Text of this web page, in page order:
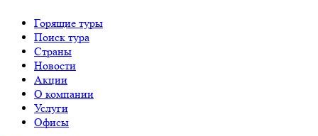
Горящие туры
Поиск тура
Страны
Новости
Акции
О компании
Услуги
Офисы